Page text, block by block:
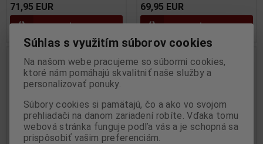
71,95 EUR
Pridať do košíka
69,95 EUR
Pridať do košíka
Nie ja na sklade
Súhlas s využitím súborov cookies
Na našom webe pracujeme so súbormi cookies,
ktoré nám pomáhajú skvalitniť naše služby a
personalizovať ponuky.
Súbory cookies si pamätajú, čo a ako vo svojom
prehliadači na danom zariadení robíte. Vďaka tomu
webová stránka funguje podľa vás a je schopná sa
prispôsobiť vašim preferenciám.